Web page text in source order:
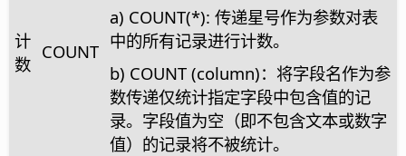
计
数
COUNT
a) COUNT(*): 传递星号作为参数对表
中的所有记录进行计数。
b) COUNT (column)：将字段名作为参
数传递仅统计指定字段中包含值的记
录。字段值为空（即不包含文本或数字
值）的记录将不被统计。